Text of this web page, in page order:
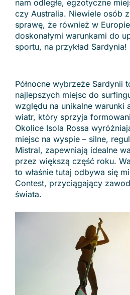
nam odległe, egzotyczne
czy Australia. Niewiele osób
sprawę, że również w
doskonałymi warunkami do
sportu, na przykład Sardynia!
Północne wybrzeże Sardynii
najlepszych miejsc do
względu na unikalne warunki
wiatr, który sprzyja
Okolice Isola Rossa
miejsc na wyspie – silne,
Mistral, zapewniają idealne
przez większą część roku.
to właśnie tutaj odbywa się
Contest, przyciągający
świata.